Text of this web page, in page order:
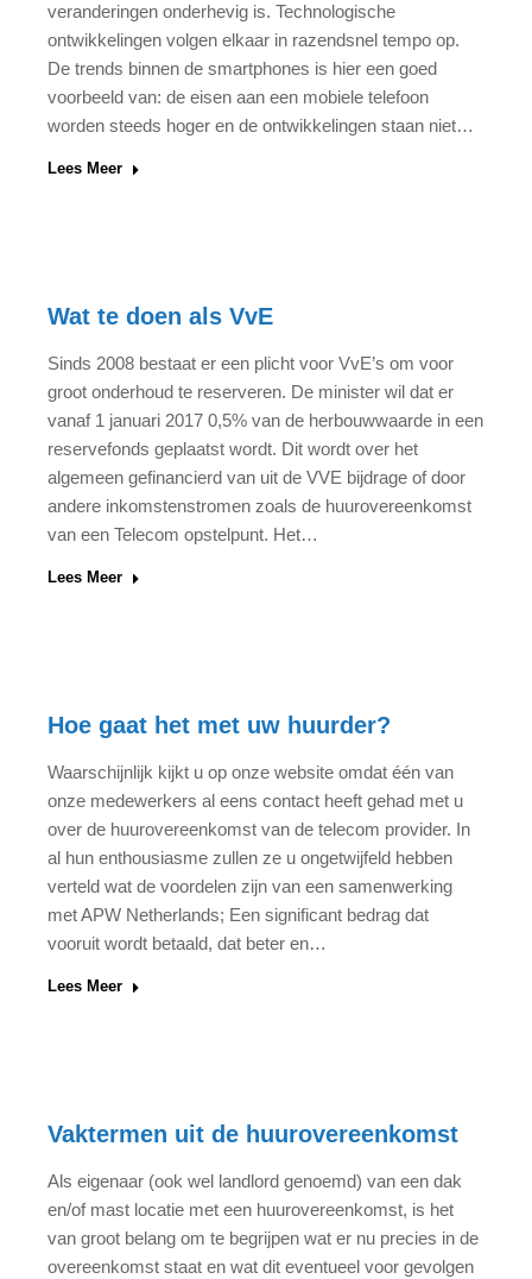
veranderingen onderhevig is. Technologische
ontwikkelingen volgen elkaar in razendsnel tempo op.
De trends binnen de smartphones is hier een goed
voorbeeld van: de eisen aan een mobiele telefoon
worden steeds hoger en de ontwikkelingen staan niet…
Lees Meer
Wat te doen als VvE
Sinds 2008 bestaat er een plicht voor VvE’s om voor
groot onderhoud te reserveren. De minister wil dat er
vanaf 1 januari 2017 0,5% van de herbouwwaarde in een
reservefonds geplaatst wordt. Dit wordt over het
algemeen gefinancierd van uit de VVE bijdrage of door
andere inkomstenstromen zoals de huurovereenkomst
van een Telecom opstelpunt. Het…
Lees Meer
Hoe gaat het met uw huurder?
Waarschijnlijk kijkt u op onze website omdat één van
onze medewerkers al eens contact heeft gehad met u
over de huurovereenkomst van de telecom provider. In
al hun enthousiasme zullen ze u ongetwijfeld hebben
verteld wat de voordelen zijn van een samenwerking
met APW Netherlands; Een significant bedrag dat
vooruit wordt betaald, dat beter en…
Lees Meer
Vaktermen uit de huurovereenkomst
Als eigenaar (ook wel landlord genoemd) van een dak
en/of mast locatie met een huurovereenkomst, is het
van groot belang om te begrijpen wat er nu precies in de
overeenkomst staat en wat dit eventueel voor gevolgen